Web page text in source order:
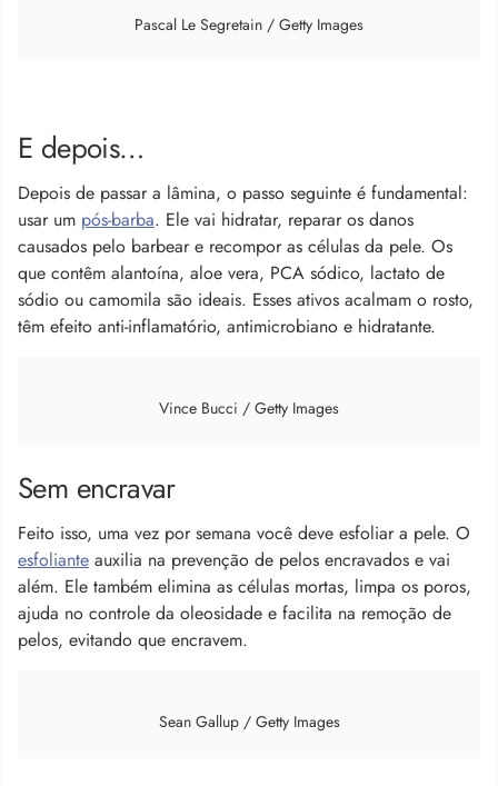
Pascal Le Segretain / Getty Images
E depois…
Depois de passar a lâmina, o passo seguinte é fundamental:
usar um pós-barba. Ele vai hidratar, reparar os danos
causados pelo barbear e recompor as células da pele. Os
que contêm alantoína, aloe vera, PCA sódico, lactato de
sódio ou camomila são ideais. Esses ativos acalmam o rosto,
têm efeito anti-inflamatório, antimicrobiano e hidratante.
Vince Bucci / Getty Images
Sem encravar
Feito isso, uma vez por semana você deve esfoliar a pele. O
esfoliante auxilia na prevenção de pelos encravados e vai
além. Ele também elimina as células mortas, limpa os poros,
ajuda no controle da oleosidade e facilita na remoção de
pelos, evitando que encravem.
Sean Gallup / Getty Images